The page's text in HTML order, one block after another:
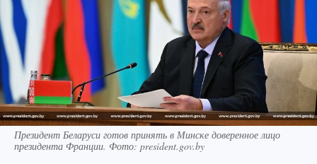
Президент Беларуси готов принять в Минске доверенное лицо
президента Франции. Фото: president.gov.by